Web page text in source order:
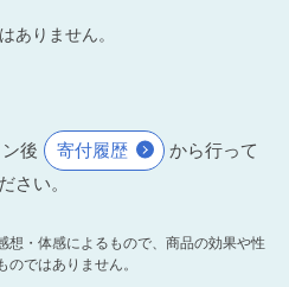
ありません。
後 寄付履歴
から行って
さい。
・体感によるもので、商品の効果や性
のではありません。